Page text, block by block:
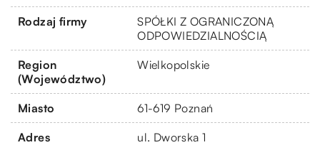
Rodzaj firmy
SPÓŁKI Z OGRANICZONĄ
ODPOWIEDZIALNOŚCIĄ
Region
(Województwo)
Wielkopolskie
Miasto 61-619 Poznań
Adres ul. Dworska 1